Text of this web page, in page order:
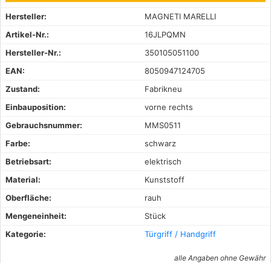
Hersteller:
MAGNETI MARELLI
Artikel-Nr.:
16JLPQMN
Hersteller-Nr.:
350105051100
EAN:
8050947124705
Zustand:
Fabrikneu
Einbauposition:
vorne rechts
Gebrauchsnummer:
MMS0511
Farbe:
schwarz
Betriebsart:
elektrisch
Material:
Kunststoff
Oberfläche:
rauh
Mengeneinheit:
Stück
Kategorie:
Türgriff / Handgriff
alle Angaben ohne Gewähr